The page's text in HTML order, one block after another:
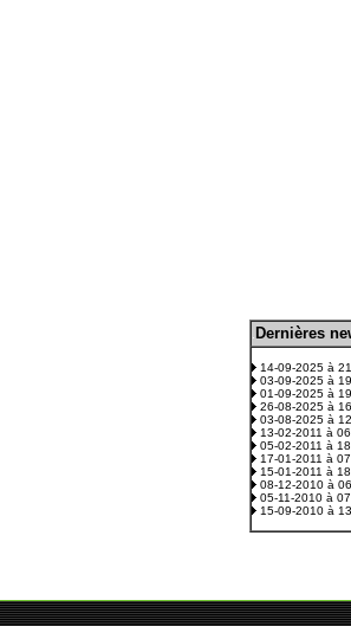
Dernières
14-09-2025 à
03-09-2025 à
01-09-2025 à
26-08-2025 à
03-08-2025 à
13-02-2011 à
05-02-2011 à
17-01-2011 à
15-01-2011 à
08-12-2010 à
05-11-2010 à
15-09-2010 à